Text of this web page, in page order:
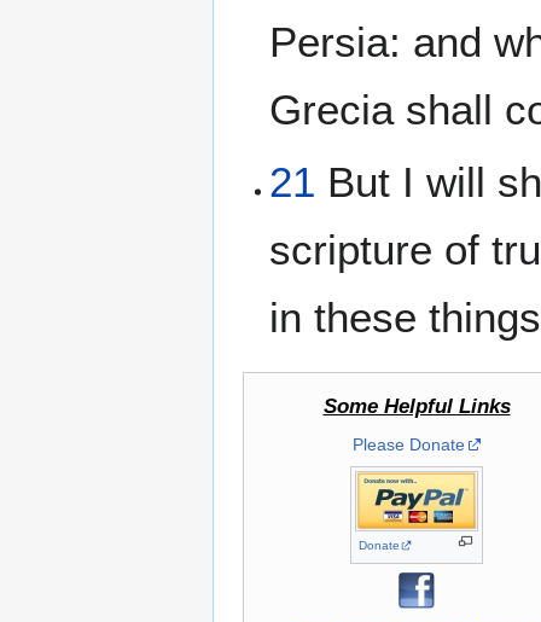
Persia: and
Grecia shall
21 But I will
scripture of
in these
Some Helpful Links
Please Donate
Donate